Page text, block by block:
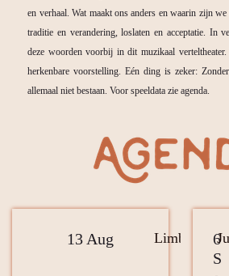
en verhaal. Wat maakt ons anders en waarin zijn we
traditie en verandering, loslaten en acceptatie. In
deze woorden voorbij in dit muzikaal
herkenbare voorstelling.Eén ding is zeker:
allemaal niet bestaan. Voor speeldata zie agenda.
13 Aug
Limburg
Weert
6
S